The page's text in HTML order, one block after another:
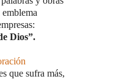
Dios”.
que sufra más,